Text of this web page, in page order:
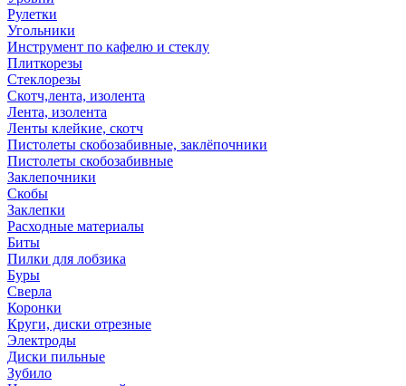
Рулетки
Угольники
Инструмент по кафелю и стеклу
Плиткорезы
Стеклорезы
Скотч,лента, изолента
Лента, изолента
Ленты клейкие, скотч
Пистолеты скобозабивные, заклёпочники
Пистолеты скобозабивные
Заклепочники
Скобы
Заклепки
Расходные материалы
Биты
Пилки для лобзика
Буры
Сверла
Коронки
Круги, диски отрезные
Электроды
Диски пильные
Зубило